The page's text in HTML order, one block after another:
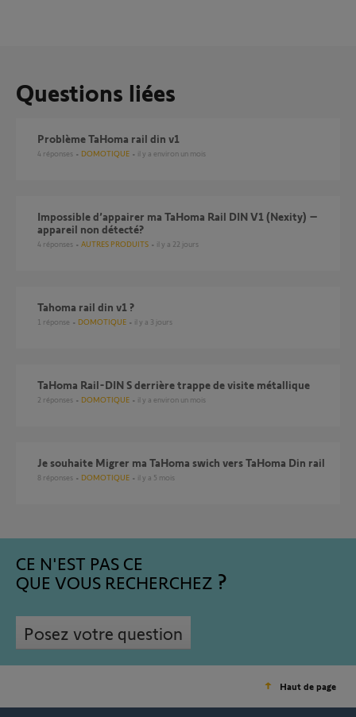
Questions liées
Problème TaHoma rail din v1
4 réponses DOMOTIQUE il y a environ un mois
Impossible d’appairer ma TaHoma Rail DIN V1 (Nexity) –
appareil non détecté?
4 réponses AUTRES PRODUITS il y a 22 jours
Tahoma rail din v1 ?
1 réponse DOMOTIQUE il y a 3 jours
TaHoma Rail-DIN S derrière trappe de visite métallique
2 réponses DOMOTIQUE il y a environ un mois
Je souhaite Migrer ma TaHoma swich vers TaHoma Din rail
8 réponses DOMOTIQUE il y a 5 mois
CE N'EST PAS CE
QUE VOUS RECHERCHEZ
Posez votre question
Haut de page